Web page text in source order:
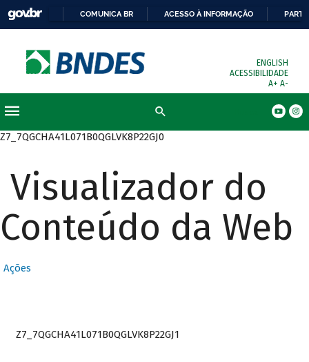
COMUNICA BR ACESSO À INFORMAÇÃO
ENGLISH
ACESSIBILIDADE
A+ A-
Z7_7QGCHA41L071B0QGLVK8P22GJ0
Visualizador do
Conteúdo da Web
Ações
Z7_7QGCHA41L071B0QGLVK8P22GJ1